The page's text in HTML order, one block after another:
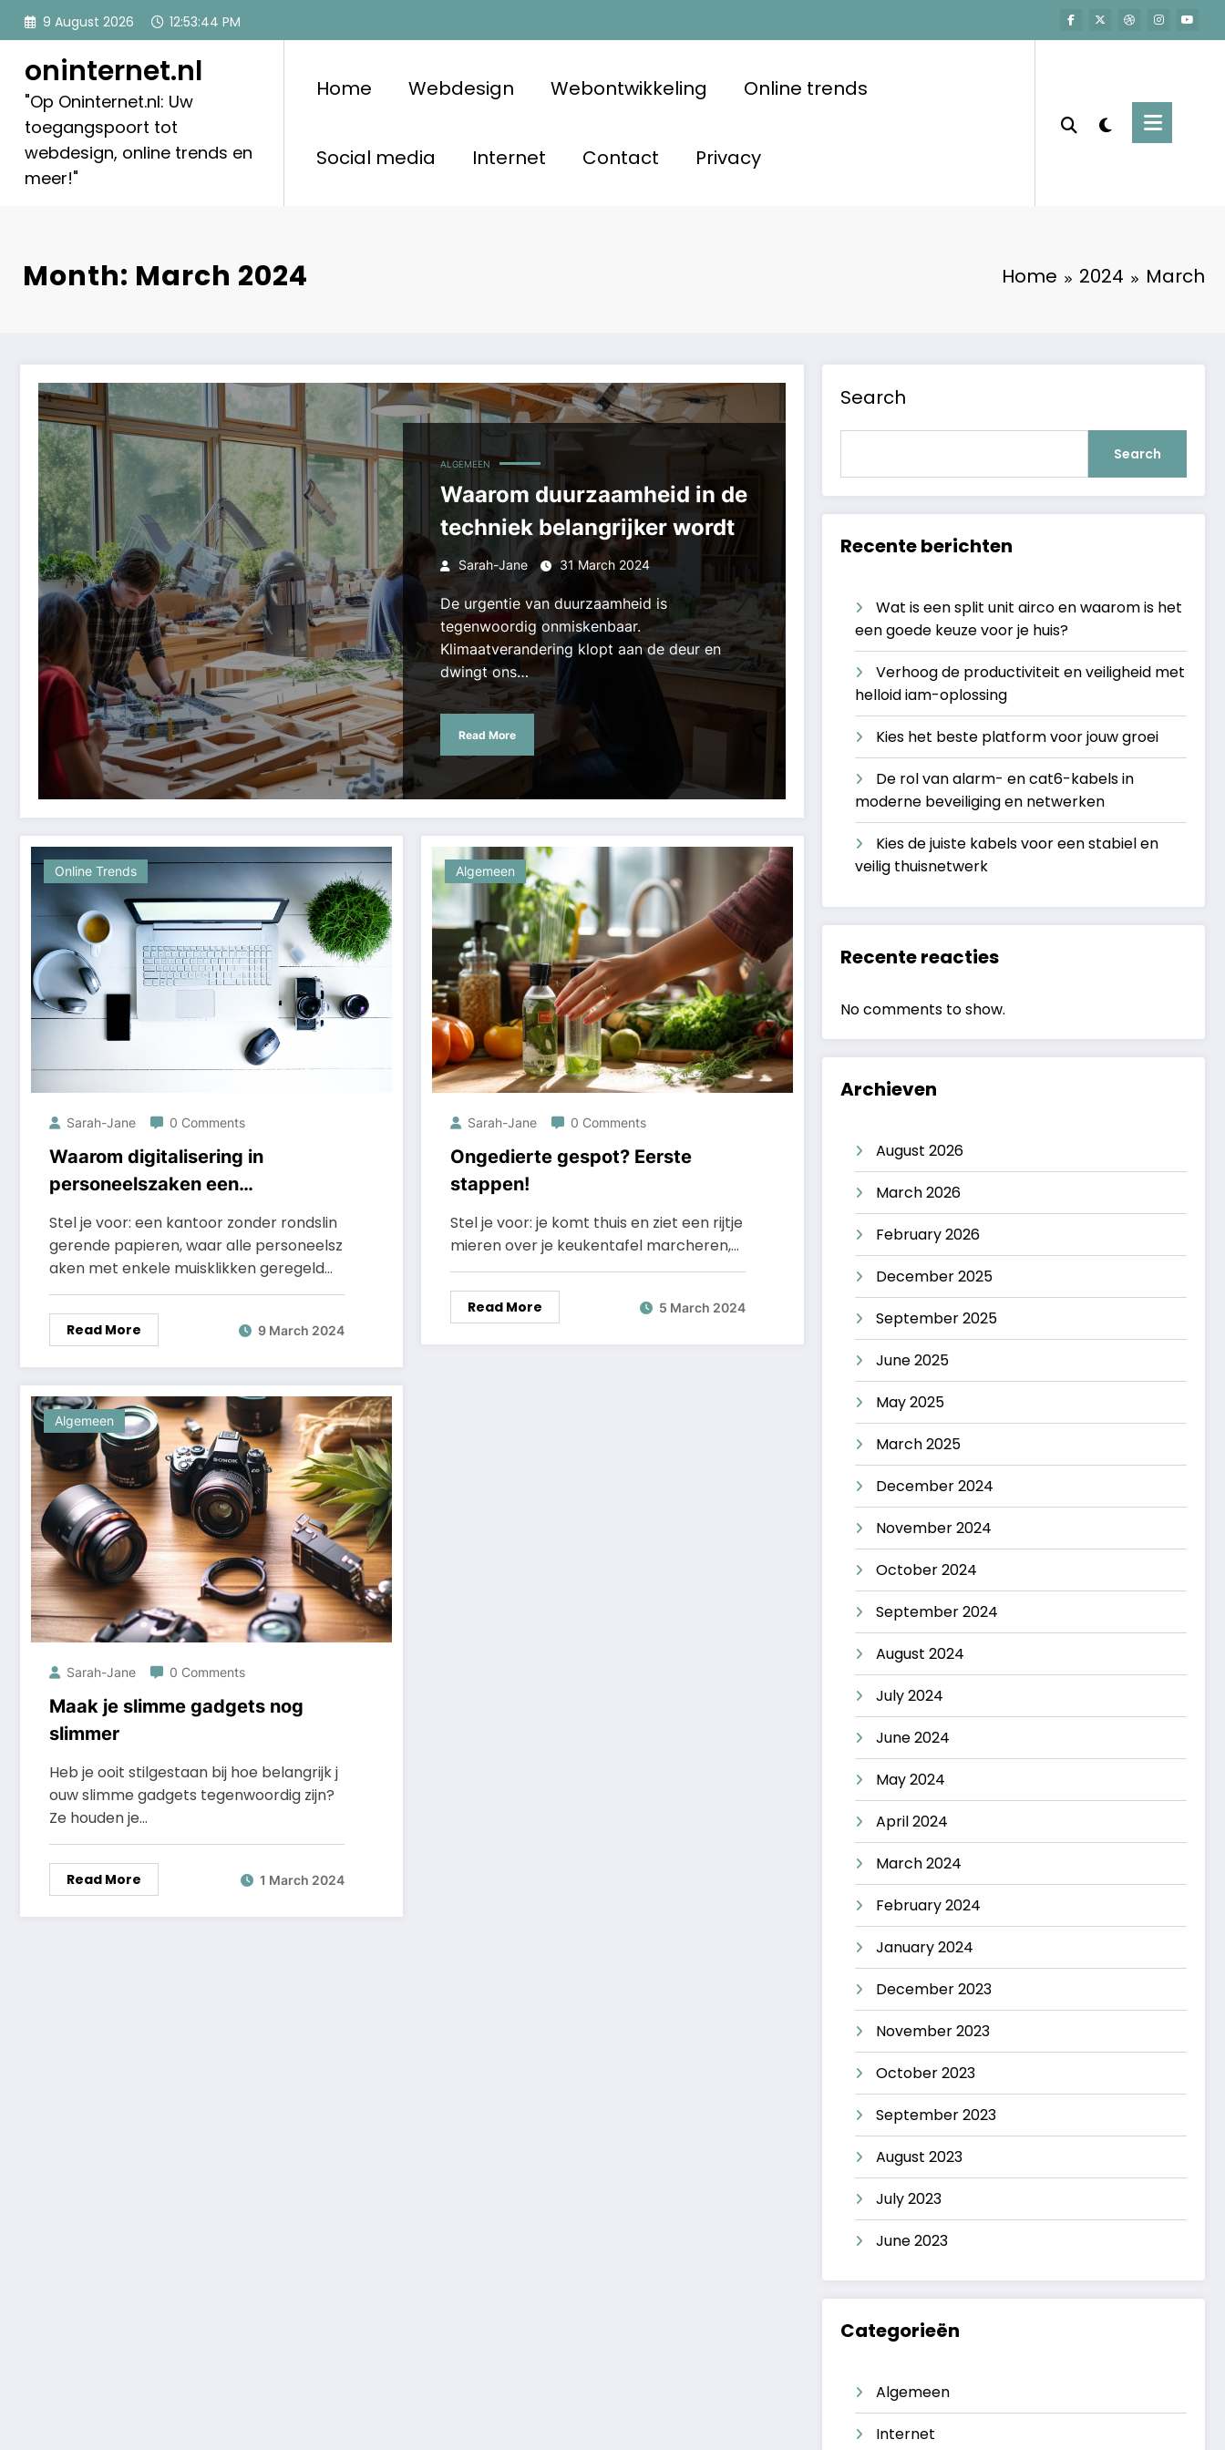
Skip
9 August 2026 12:53:45 PM
oninternet.nl
"Op Oninternet.nl: Uw
toegangspoort tot
webdesign, online trends en
meer!"
Home Webdesign Webontwikkeling Online trends
Social media Internet Contact Privacy
Month: March 2024 Home 2024 March
ALGEMEEN
Waarom duurzaamheid in de
techniek belangrijker wordt
Sarah-Jane 31 March 2024
De urgentie van duurzaamheid is
tegenwoordig onmiskenbaar.
Klimaatverandering klopt aan de deur en
dwingt ons…
Read More
Online Trends
Sarah-Jane 0 Comments
Waarom digitalisering in
personeelszaken een
gamechanger is
Stel je voor: een kantoor zonder rondslin
gerende papieren, waar alle personeelsz
aken met enkele muisklikken geregeld…
Read More 9 March 2024
Algemeen
Sarah-Jane 0 Comments
Ongedierte gespot? Eerste
stappen!
Stel je voor: je komt thuis en ziet een rijtje
mieren over je keukentafel marcheren,…
Read More 5 March 2024
Algemeen
Sarah-Jane 0 Comments
Maak je slimme gadgets nog
slimmer
Heb je ooit stilgestaan bij hoe belangrijk j
ouw slimme gadgets tegenwoordig zijn?
Ze houden je…
Read More 1 March 2024
Search
Search
Recente berichten
Wat is een split unit airco en waarom is het
een goede keuze voor je huis?
Verhoog de productiviteit en veiligheid met
helloid iam-oplossing
Kies het beste platform voor jouw groei
De rol van alarm- en cat6-kabels in
moderne beveiliging en netwerken
Kies de juiste kabels voor een stabiel en
veilig thuisnetwerk
Recente reacties
No comments to show.
Archieven
August 2026
March 2026
February 2026
December 2025
September 2025
June 2025
May 2025
March 2025
December 2024
November 2024
October 2024
September 2024
August 2024
July 2024
June 2024
May 2024
April 2024
March 2024
February 2024
January 2024
December 2023
November 2023
October 2023
September 2023
August 2023
July 2023
June 2023
Categorieën
Algemeen
Internet